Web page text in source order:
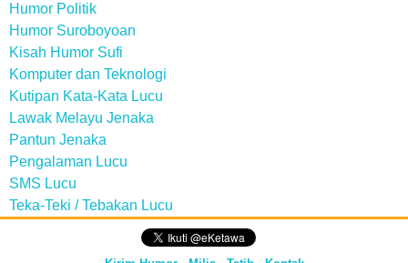
Humor Politik
Humor Suroboyoan
Kisah Humor Sufi
Komputer dan Teknologi
Kutipan Kata-Kata Lucu
Lawak Melayu Jenaka
Pantun Jenaka
Pengalaman Lucu
SMS Lucu
Teka-Teki / Tebakan Lucu